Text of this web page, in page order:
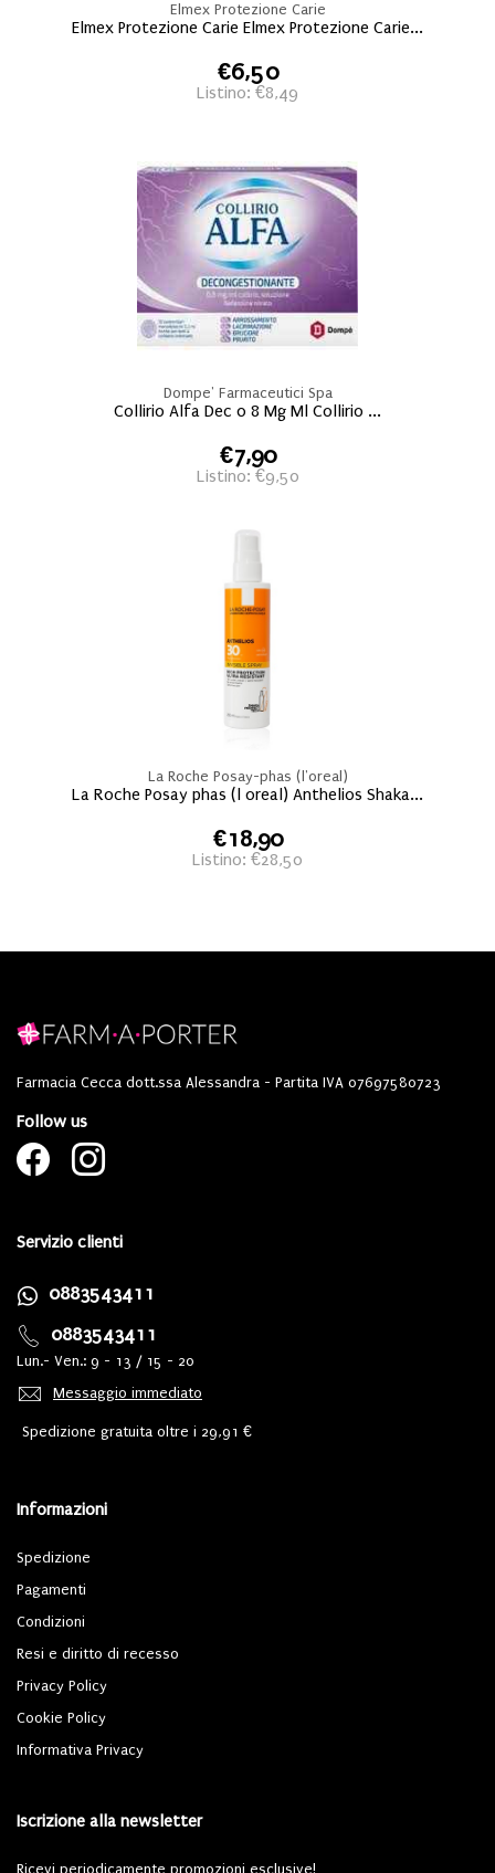
Elmex Protezione Carie
Elmex Protezione Carie Elmex Protezione Carie...
€6,50
Listino: €8,49
Dompe' Farmaceutici Spa
Collirio Alfa Dec 0 8 Mg Ml Collirio ...
€7,90
Listino: €9,50
La Roche Posay-phas (l'oreal)
La Roche Posay phas (l oreal) Anthelios Shaka...
€18,90
Listino: €28,50
Farmacia Cecca dott.ssa Alessandra - Partita IVA 07697580723
Follow us
Servizio clienti
0883543411
0883543411
Lun.- Ven.: 9 - 13 / 15 - 20
Messaggio immediato
Spedizione gratuita oltre i 29,91 €
Informazioni
Spedizione
Pagamenti
Condizioni
Resi e diritto di recesso
Privacy Policy
Cookie Policy
Informativa Privacy
Iscrizione alla newsletter
Ricevi periodicamente promozioni esclusive!